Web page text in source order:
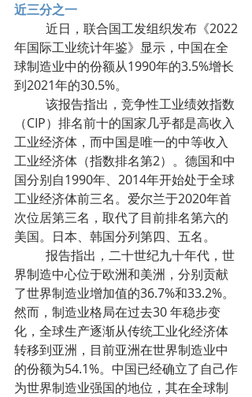
近三分之一
年国际工业统计年鉴》显示，中国在全
球制造业中的份额从1990年的3.5%增长
到2021年的30.5%。
（CIP）排名前十的国家几乎都是高收入
工业经济体，而中国是唯一的中等收入
工业经济体（指数排名第2）。德国和中
国分别自1990年、2014年开始处于全球
工业经济体前三名。爱尔兰于2020年首
次位居第三名，取代了目前排名第六的
美国。日本、韩国分列第四、五名。
界制造中心位于欧洲和美洲，分别贡献
了世界制造业增加值的36.7%和33.2%。
然而，制造业格局在过去30 年稳步变
化，全球生产逐渐从传统工业化经济体
转移到亚洲，目前亚洲在世界制造业中
的份额为54.1%。中国已经确立了自己作
为世界制造业强国的地位，其在全球制